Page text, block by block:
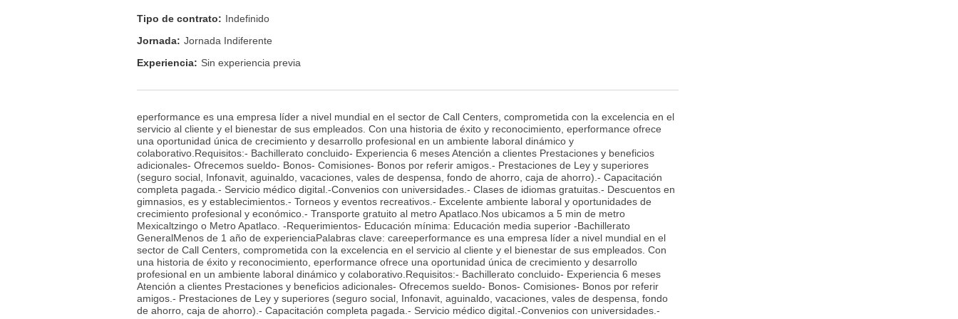
Tipo de contrato: Indefinido
Jornada: Jornada Indiferente
Experiencia: Sin experiencia previa
eperformance es una empresa líder a nivel mundial en el sector de Call Centers, comprometida con la excelencia en el
servicio al cliente y el bienestar de sus empleados. Con una historia de éxito y reconocimiento, eperformance ofrece
una oportunidad única de crecimiento y desarrollo profesional en un ambiente laboral dinámico y
colaborativo.Requisitos:- Bachillerato concluido- Experiencia 6 meses Atención a clientes Prestaciones y beneficios
adicionales- Ofrecemos sueldo- Bonos- Comisiones- Bonos por referir amigos.- Prestaciones de Ley y superiores
(seguro social, Infonavit, aguinaldo, vacaciones, vales de despensa, fondo de ahorro, caja de ahorro).- Capacitación
completa pagada.- Servicio médico digital.-Convenios con universidades.- Clases de idiomas gratuitas.- Descuentos en
gimnasios, es y establecimientos.- Torneos y eventos recreativos.- Excelente ambiente laboral y oportunidades de
crecimiento profesional y económico.- Transporte gratuito al metro Apatlaco.Nos ubicamos a 5 min de metro
Mexicaltzingo o Metro Apatlaco. -Requerimientos- Educación mínima: Educación media superior -Bachillerato
GeneralMenos de 1 año de experienciaPalabras clave: careeperformance es una empresa líder a nivel mundial en el
sector de Call Centers, comprometida con la excelencia en el servicio al cliente y el bienestar de sus empleados. Con
una historia de éxito y reconocimiento, eperformance ofrece una oportunidad única de crecimiento y desarrollo
profesional en un ambiente laboral dinámico y colaborativo.Requisitos:- Bachillerato concluido- Experiencia 6 meses
Atención a clientes Prestaciones y beneficios adicionales- Ofrecemos sueldo- Bonos- Comisiones- Bonos por referir
amigos.- Prestaciones de Ley y superiores (seguro social, Infonavit, aguinaldo, vacaciones, vales de despensa, fondo
de ahorro, caja de ahorro).- Capacitación completa pagada.- Servicio médico digital.-Convenios con universidades.-